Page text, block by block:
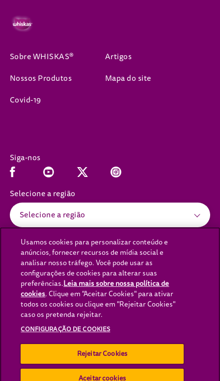
Sobre WHISKAS®
Artigos
Nossos Produtos
Mapa do site
Covid-19
Siga-nos
Facebook (opens in new window)
Youtube (opens in new window)
x (opens in new window)Instagram (opens in new window)
Política de Privacidade(opens in new window)
Política de cookies(opens in new window)
Aviso Legal(opens in new window)Acessibilidade(opens in new window)
Fale Conosco Lei da Escravidão Moderna
Lei Transparência Cadeia(opens in new window)
Opções de Anúncio(opens in new
Carreiras (opens in new window) Configuração de cookies
Selecione a região
Selecione a região
Copyright© Mars 2026 WHISKAS® - Todos os direitos reservados.
WHISKAS® é uma marca registrada de Mars, Incoporated e suas
Usamos cookies para personalizar conteúdo e
anúncios, fornecer recursos de mídia social e
analisar nosso tráfego. Você pode usar as
configurações de cookies para alterar suas
preferências.Leia mais sobre nossa política de
cookies(opens in a new tab)
. Clique em "Aceitar Cookies" para ativar
todos os cookies ou clique em "Rejeitar Cookies"
caso os pretenda rejeitar.
CONFIGURAÇÃO DE COOKIES
Rejeitar Cookies
Aceitar cookies